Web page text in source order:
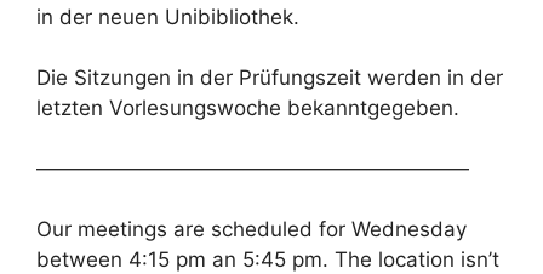
in der neuen Unibibliothek.
Die Sitzungen in der Prüfungszeit werden in der
letzten Vorlesungswoche bekanntgegeben.
—————————————————————
Our meetings are scheduled for Wednesday
between 4:15 pm an 5:45 pm. The location isn’t